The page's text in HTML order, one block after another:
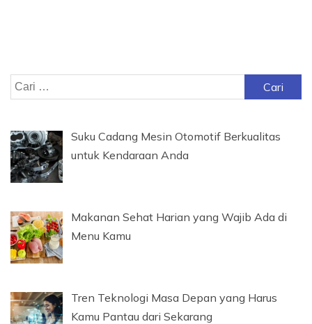
Cari
untuk:
Suku Cadang Mesin Otomotif Berkualitas
untuk Kendaraan Anda
Makanan Sehat Harian yang Wajib Ada di
Menu Kamu
Tren Teknologi Masa Depan yang Harus
Kamu Pantau dari Sekarang